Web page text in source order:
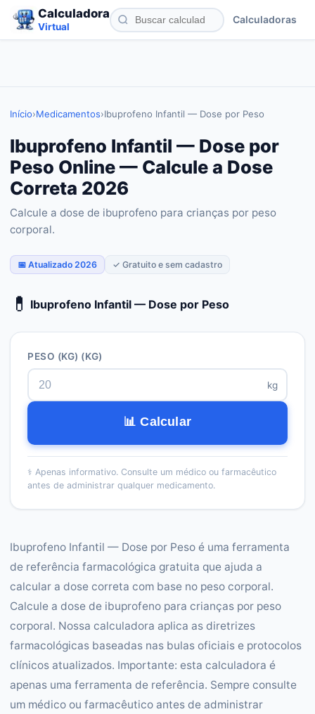
Calculadora
Virtual
Calculadoras
Início›Medicamentos›Ibuprofeno Infantil — Dose por Peso
Ibuprofeno Infantil — Dose por
Peso Online — Calcule a Dose
Correta 2026
Calcule a dose de ibuprofeno para crianças por peso
corporal.
📅 Atualizado 2026 ✓ Gratuito e sem cadastro
💊 Ibuprofeno Infantil — Dose por Peso
PESO (KG) (KG)
kg
📊 Calcular
⚕️ Apenas informativo. Consulte um médico ou farmacêutico
antes de administrar qualquer medicamento.
Ibuprofeno Infantil — Dose por Peso é uma ferramenta
de referência farmacológica gratuita que ajuda a
calcular a dose correta com base no peso corporal.
Calcule a dose de ibuprofeno para crianças por peso
corporal. Nossa calculadora aplica as diretrizes
farmacológicas baseadas nas bulas oficiais e protocolos
clínicos atualizados. Importante: esta calculadora é
apenas uma ferramenta de referência. Sempre consulte
um médico ou farmacêutico antes de administrar